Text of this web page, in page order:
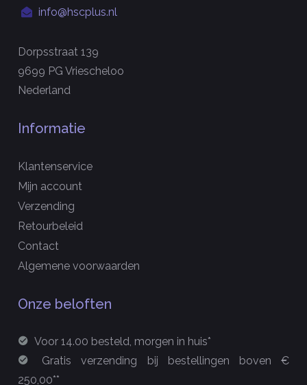
info@hscplus.nl
Dorpsstraat 139
9699 PG Vriescheloo
Nederland
Informatie
Klantenservice
Mijn account
Verzending
Retourbeleid
Contact
Algemene voorwaarden
Onze beloften
Voor 14.00 besteld, morgen in huis*
Gratis verzending bij bestellingen boven €
250,00**